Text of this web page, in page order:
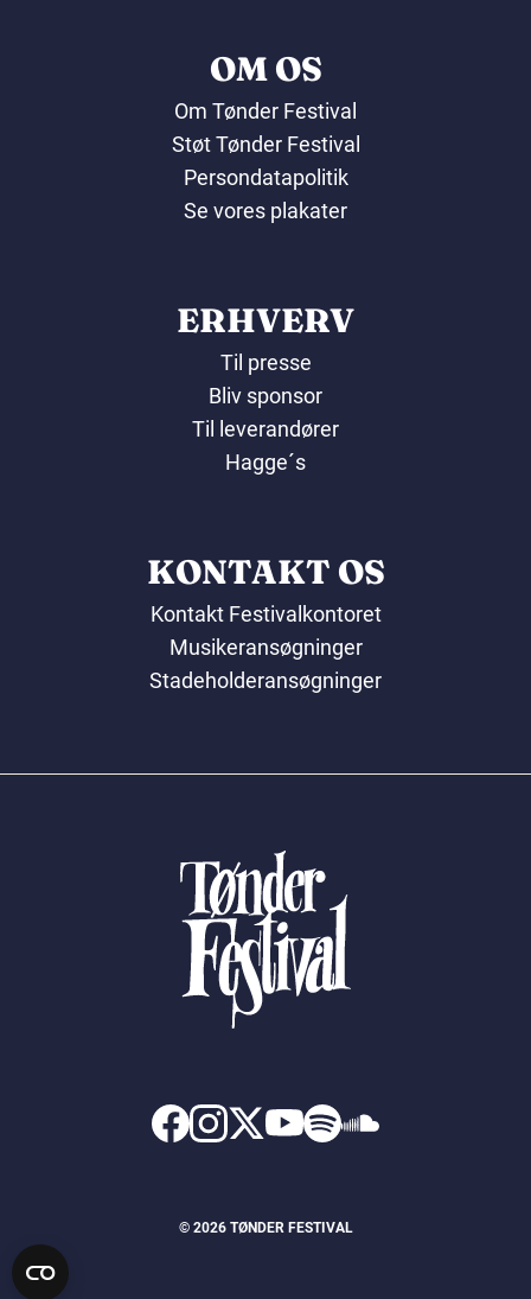
OM OS
Om Tønder Festival
Støt Tønder Festival
Persondatapolitik
Se vores plakater
ERHVERV
Til presse
Bliv sponsor
Til leverandører
Hagge´s
KONTAKT OS
Kontakt Festivalkontoret
Musikeransøgninger
Stadeholderansøgninger
© 2026 TØNDER FESTIVAL